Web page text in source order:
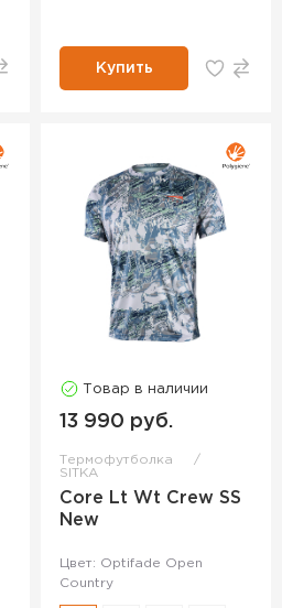
Купить
Товар в наличии
13 990 руб.
Термофутболка
SITKA
Core Lt Wt Crew SS
New
Цвет: Optifade Open
Country